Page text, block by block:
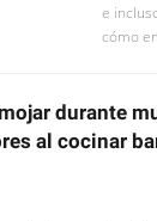
e
cómo
durante
al cocinar